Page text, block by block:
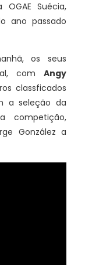
Suécia,
ano passado
os seus
com Angy
classficados
a seleção da
competição,
González a